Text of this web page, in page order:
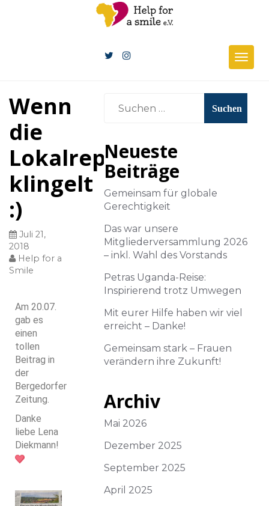
Wenn
die
Lokalreporterin
klingelt
:)
Juli 21,
2018
Help for a
Smile
Am 20.07.
gab es
einen
tollen
Beitrag in
der
Bergedorfer
Zeitung.
Danke
liebe Lena
Diekmann!
Neueste
Beiträge
Gemeinsam für globale
Gerechtigkeit
Das war unsere
Mitgliederversammlung 2026
– inkl. Wahl des Vorstands
Petras Uganda-Reise:
Inspirierend trotz Umwegen
Mit eurer Hilfe haben wir viel
erreicht – Danke!
Gemeinsam stark – Frauen
verändern ihre Zukunft!
Archiv
Mai 2026
Dezember 2025
September 2025
April 2025